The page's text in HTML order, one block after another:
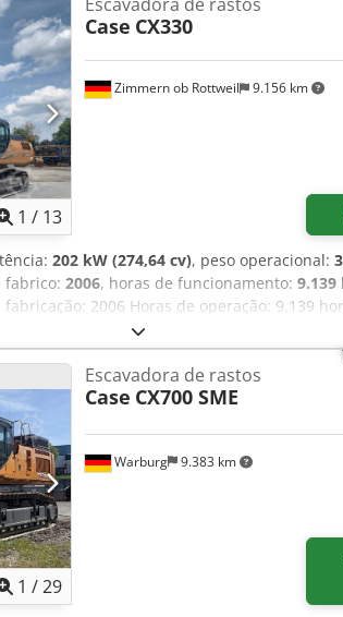
1 / 13
Zimmern ob Rottweil 9.156 km
Escavadora de rastos
Case CX330
202 kW (274,64 cv), peso operacional:
fabrico: 2006, horas de funcionamento: 9.139
fabricação: 2006 Horas de operação: 9.139
central Braço padrão Lança: 3,30 m
(martelo, pinça, tesoura) Engate rápido
de reparação Conjunto de esteiras
600 mm de largura Motor Isuzu com 202
x 3,40 m Peso operacional: 35,5 toneladas.
1 /29
Warburg 9.383 km
Escavadora de rastos
Case CX700 SME